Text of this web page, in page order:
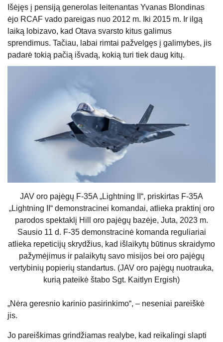
Išėjęs į pensiją generolas leitenantas Yvanas Blondinas
ėjo RCAF vado pareigas nuo 2012 m. Iki 2015 m. Ir ilgą
laiką lobizavo, kad Otava svarsto kitus galimus
sprendimus. Tačiau, labai rimtai pažvelgęs į galimybes, jis
padarė tokią pačią išvadą, kokią turi tiek daug kitų.
JAV oro pajėgų F-35A „Lightning II“, priskirtas F-35A
„Lightning II“ demonstracinei komandai, atlieka praktinį oro
parodos spektaklį Hill oro pajėgų bazėje, Juta, 2023 m.
Sausio 11 d. F-35 demonstracinė komanda reguliariai
atlieka repeticijų skrydžius, kad išlaikytų būtinus skraidymo
pažymėjimus ir palaikytų savo misijos bei oro pajėgų
vertybinių popierių standartus. (JAV oro pajėgų nuotrauka,
kurią pateikė štabo Sgt. Kaitlyn Ergish)
„Nėra geresnio karinio pasirinkimo“, – neseniai pareiškė
jis.
Jo pareiškimas grindžiamas realybe, kad reikalingi slapti